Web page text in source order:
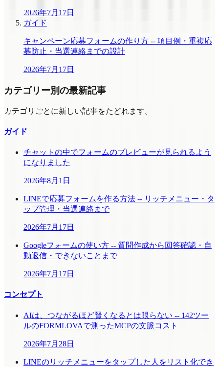
2026年7月17日
ガイド
キャンペーン応募フォームの作り方 -- 項目例・重複応
募防止・当選連絡までの設計
2026年7月17日
カテゴリー別の最新記事
カテゴリごとに新しい記事をたどれます。
ガイド
チャットの中でフォームのプレビューが見られるよう
になりました
2026年8月1日
LINEで応募フォームを作る方法 -- リッチメニュー・タ
ップ管理・当選連絡まで
2026年7月17日
Googleフォームの使い方 -- 質問作成から回答確認・自
動返信・できないことまで
2026年7月17日
コンセプト
AIは、つながるほど賢くなるとは限らない -- 142ツー
ルのFORMLOVAで測ったMCPの文脈コスト
2026年7月28日
LINEのリッチメニューをタップした人をリスト化でき